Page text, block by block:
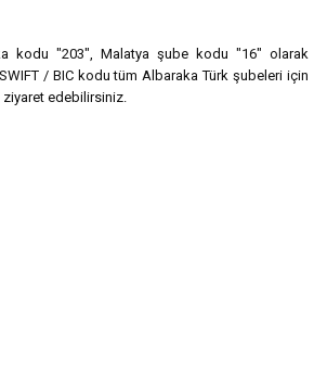
kodu "203", Malatya şube kodu "16" olarak
SWIFT / BIC kodu tüm Albaraka Türk şubeleri için
ziyaret edebilirsiniz.